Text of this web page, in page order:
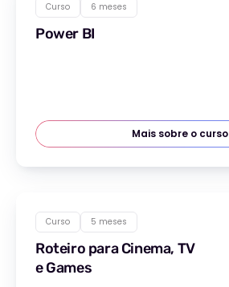
Curso 6 meses
Power BI
Mais sobre o curso
Curso 5 meses
Roteiro para Cinema, TV
e Games